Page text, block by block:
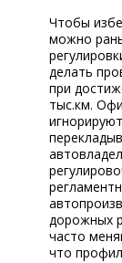
Чтобы
можно
делать
при
тыс.км.
дорожных
часто
что